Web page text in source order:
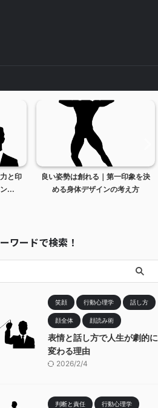
と印
...
良い姿勢は創れる｜第一印象を決
める身体デザインの考え方
ワードで検索！
笑顔 行動心理学 話し方
顔全体 顔読み術
表情と話し方で人生が劇的に
変わる理由
2026/2/4
判断と責任 行動心理学